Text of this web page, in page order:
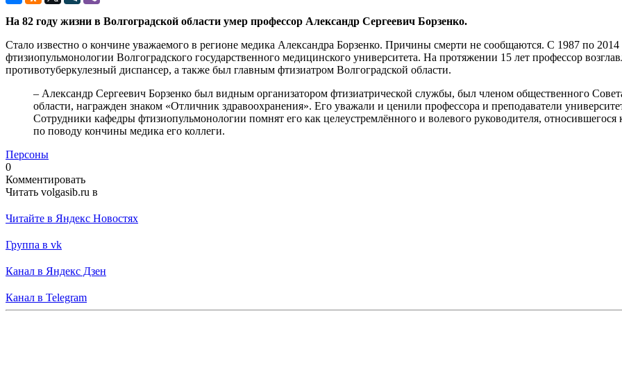
На 82 году жизни в Волгоградской области умер профессор Александр Сергеевич Борзенко.
Стало известно о кончине уважаемого в регионе медика Александра Борзенко. Причины смерти не сообщаются. С 1987 по
фтизиопульмонологии Волгоградского государственного медицинского университета. На протяжении 15 лет профессор
противотуберкулезный диспансер, а также был главным фтизиатром Волгоградской области.
– Александр Сергеевич Борзенко был видным организатором фтизиатрической службы, был членом общественного
области, награжден знаком «Отличник здравоохранения». Его уважали и ценили профессора и преподаватели
Сотрудники кафедры фтизиопульмонологии помнят его как целеустремлённого и волевого руководителя,
по поводу кончины медика его коллеги.
Персоны
0
Комментировать
Читать volgasib.ru в
Читайте в Яндекс Новостях
Группа в vk
Канал в Яндекс Дзен
Канал в Telegram